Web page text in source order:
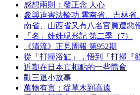
感想兩則：發正念 人心
參與迫害法輪功 雲南省、吉林省
南省、山西省又有八名官員遭惡
「名」娃娃現形記 第二季（7）
《清流》正見周報 第952期
從「打掃浴缸」，悟到「打掃『
近期在日本真相點的一些體會
勸三退小故事
萬物有言：從草木到高遠